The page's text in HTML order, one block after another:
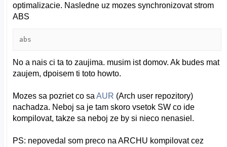
optimalizacie. Nasledne uz mozes synchronizovat strom
ABS
abs
No a nais ci ta to zaujima. musim ist domov. Ak budes mat
zaujem, dpoisem ti toto howto.
Mozes sa pozriet co saAUR (Arch user repozitory)
nachadza. Neboj sa je tam skoro vsetok SW co ide
kompilovat, takze sa neboj ze by si nieco nenasiel.
PS: nepovedal som preco na ARCHU kompilovat cez